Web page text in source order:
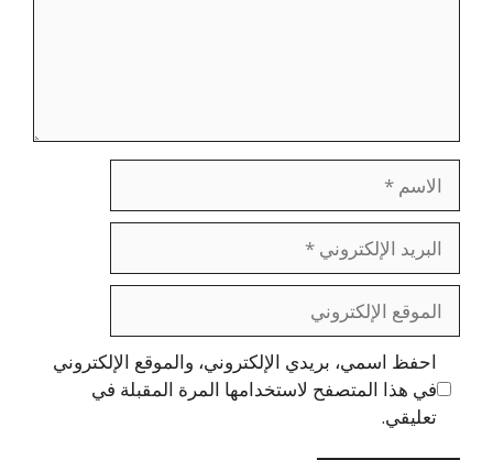
الإلكتروني
الإلكتروني
احفظ اسمي، بريدي الإلكتروني، والموقع الإلكتروني
في هذا المتصفح لاستخدامها المرة المقبلة في
تعليقي.